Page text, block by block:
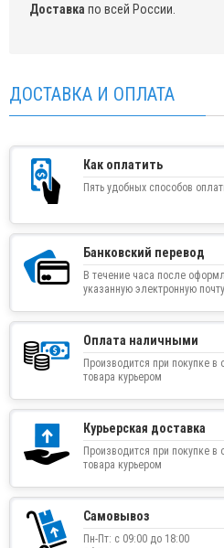
Доставка по всей России.
ДОСТАВКА И ОПЛАТА
Как оплатить
Пять удобных способов
Банковский перевод
В течение часа после
указанную электронную почту
Оплата наличными
Производится при покупке
товара курьером
Курьерская доставка
Производится при покупке
товара курьером
Самовывоз
Пн-Пт: с 09:00 до 18:00